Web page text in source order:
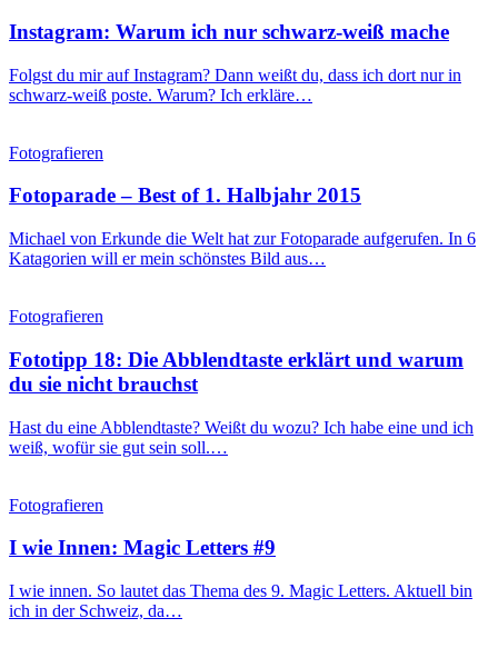
Instagram: Warum ich nur schwarz-weiß mache
Folgst du mir auf Instagram? Dann weißt du, dass ich dort nur in
schwarz-weiß poste. Warum? Ich erkläre…
Fotografieren
Fotoparade – Best of 1. Halbjahr 2015
Michael von Erkunde die Welt hat zur Fotoparade aufgerufen. In 6
Katagorien will er mein schönstes Bild aus…
Fotografieren
Fototipp 18: Die Abblendtaste erklärt und warum
du sie nicht brauchst
Hast du eine Abblendtaste? Weißt du wozu? Ich habe eine und ich
weiß, wofür sie gut sein soll.…
Fotografieren
I wie Innen: Magic Letters #9
I wie innen. So lautet das Thema des 9. Magic Letters. Aktuell bin
ich in der Schweiz, da…